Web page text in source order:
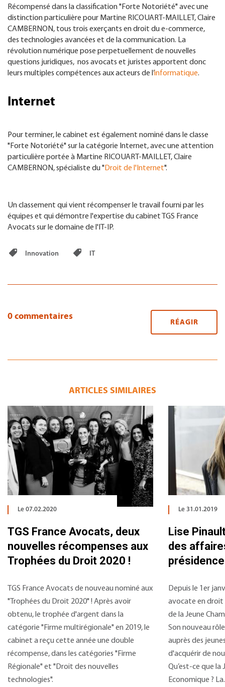
Récompensé dans la classification "Forte Notoriété" avec une
distinction particulière pour Martine RICOUART-MAILLET, Claire
CAMBERNON, tous trois exerçants en droit du e-commerce,
des technologies avancées et de la communication. La
révolution numérique pose perpetuellement de nouvelles
questions juridiques, nos avocats et juristes apportent donc
leurs multiples compétences aux acteurs de l’informatique.
Internet
Pour terminer, le cabinet est également nominé dans le classe
"Forte Notoriété" sur la catégorie Internet, avec une attention
particulière portée à Martine RICOUART-MAILLET, Claire
CAMBERNON, spécialiste du "Droit de l'Internet".
Un classement qui vient récompenser le travail fourni par les
équipes et qui démontre l'expertise du cabinet TGS France
Avocats sur le domaine de l'IT-IP.
Innovation IT
0 commentaires
RÉAGIR
ARTICLES SIMILAIRES
Le 07.02.2020
TGS France Avocats, deux
nouvelles récompenses aux
Trophées du Droit 2020 !
TGS France Avocats de nouveau nominé aux
"Trophées du Droit 2020" ! Après avoir
obtenu, le trophée d'argent dans la
catégorie "Firme multirégionale" en 2019, le
cabinet a reçu cette année une double
récompense, dans les catégories "Firme
Régionale" et "Droit des nouvelles
technologies".
Le 31.01.2019
Lise
des
Depuis le 1er
avocate en droit
de la Jeune
Son nouveau
auprès des
d'acquérir de
Qu’est-ce que la
Economique ?